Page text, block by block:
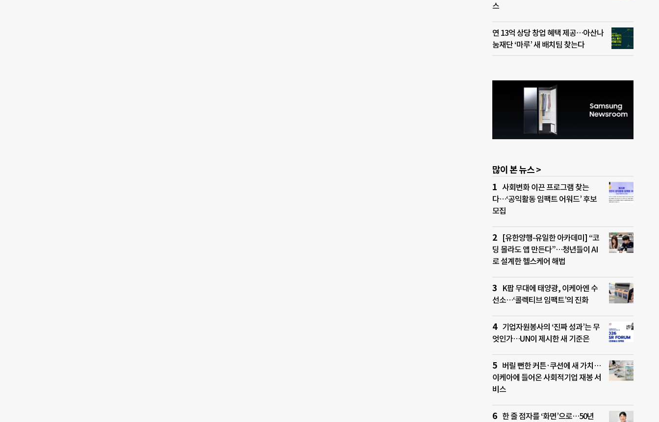
스
연 13억 상당 창업 혜택 제공…아산나
눔재단 ‘마루’ 새 배치팀 찾는다
많이 본 뉴스 >
사회변화 이끈 프로그램 찾는
다…‘공익활동 임팩트 어워드’ 후보
모집
[유한양행-유일한 아카데미] “코
딩 몰라도 앱 만든다”…청년들이 AI
로 설계한 헬스케어 해법
K팝 무대에 태양광, 이케아엔 수
선소…‘콜렉티브 임팩트’의 진화
기업자원봉사의 ‘진짜 성과’는 무
엇인가…UN이 제시한 새 기준은
버릴 뻔한 커튼·쿠션에 새 가치…
이케아에 들어온 사회적기업 재봉 서
비스
한 줄 점자를 ‘화면’으로…50년